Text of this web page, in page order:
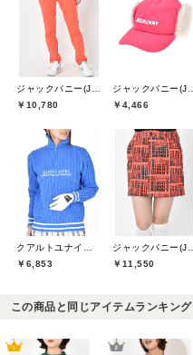
￥10,780
￥4,466
￥6,853
￥11,550
この商品と同じアイテムランキング